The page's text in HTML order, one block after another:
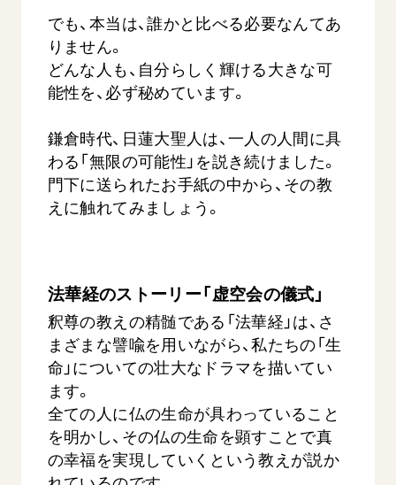
道府県中心会館
Soka Gakkai グローバルサイト
SGIピースサイト
SOKA PICKS
【被爆証言】「原爆の子」として生きた80年
広島県 早志百…
2026.08.06
SDGs 平和 動画
証言 広島
でも、本当は、誰かと比べる必要なんてあ
りません。
どんな人も、自分らしく輝ける大きな可
能性を、必ず秘めています。
鎌倉時代、日蓮大聖人は、一人の人間に具
わる「無限の可能性」を説き続けました。
門下に送られたお手紙の中から、その教
えに触れてみましょう。
法華経のストーリー「虚空会の儀式」
釈尊の教えの精髄である「法華経」は、さ
まざまな譬喩を用いながら、私たちの「生
命」についての壮大なドラマを描いてい
ます。
全ての人に仏の生命が具わっていること
を明かし、その仏の生命を顕すことで真
の幸福を実現していくという教えが説か